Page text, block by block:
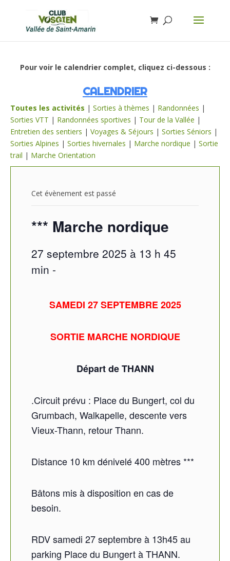
Pour voir le calendrier complet, cliquez ci-dessous :
CALENDRIER
Toutes les activités | Sorties à thèmes | Randonnées |
Sorties VTT | Randonnées sportives | Tour de la Vallée |
Entretien des sentiers | Voyages & Séjours | Sorties Séniors |
Sorties Alpines | Sorties hivernales | Marche nordique | Sortie
trail | Marche Orientation
Cet évènement est passé
*** Marche nordique
27 septembre 2025 à 13 h 45
min -
SAMEDI 27 SEPTEMBRE 2025
SORTIE MARCHE NORDIQUE
Départ de THANN
.Circuit prévu : Place du Bungert, col du
Grumbach, Walkapelle, descente vers
Vieux-Thann, retour Thann.
Distance 10 km dénivelé 400 mètres ***
Bâtons mis à disposition en cas de
besoin.
RDV samedi 27 septembre à 13h45 au
parking Place du Bungert à THANN.